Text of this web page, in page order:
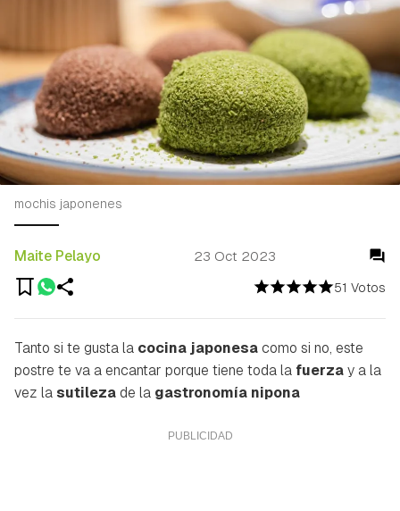
51 Votos
Maite Pelayo 23 Oct 2023
mochis japonenes
Tanto si te gusta la cocina japonesacomo si no, este
postre te va a encantar porque tiene toda la fuerzay a la
vez la sutilezade la gastronomía nipona